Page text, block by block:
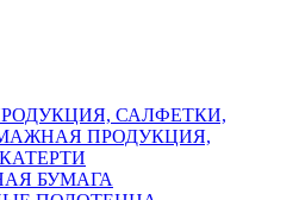
САЛФЕТКИ,
ПРОДУКЦИЯ,
БУМАГА